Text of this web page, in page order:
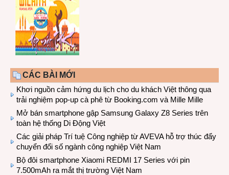
CÁC BÀI MỚI
Khơi nguồn cảm hứng du lịch cho du khách Việt thông qua
trải nghiệm pop-up cà phê từ Booking.com và Mille Mille
Mở bán smartphone gập Samsung Galaxy Z8 Series trên
toàn hệ thống Di Động Việt
Các giải pháp Trí tuệ Công nghiệp từ AVEVA hỗ trợ thúc đẩy
chuyển đổi số ngành công nghiệp Việt Nam
Bộ đôi smartphone Xiaomi REDMI 17 Series với pin
7.500mAh ra mắt thị trường Việt Nam